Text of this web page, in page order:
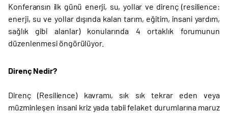
Konferansın ilk günü enerji, su, yollar ve direnç (resilience:
enerji, su ve yollar dışında kalan tarım, eğitim, insani yardım,
sağlık gibi alanlar) konularında 4 ortaklık forumunun
düzenlenmesi öngörülüyor.
Direnç Nedir?
Direnç (Resilience) kavramı, sık sık tekrar eden veya
müzminleşen insani kriz yada tabii felaket durumlarına maruz